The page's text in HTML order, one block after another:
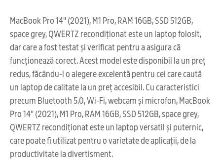
MacBook Pro 14" (2021), M1 Pro, RAM 16GB, SSD 512GB,
space grey, QWERTZ recondiționat este un laptop folosit,
dar care a fost testat și verificat pentru a asigura că
funcționează corect. Acest model este disponibil la un preț
redus, făcându-l o alegere excelentă pentru cei care caută
un laptop de calitate la un preț accesibil. Cu caracteristici
precum Bluetooth 5.0, Wi-Fi, webcam și microfon, MacBook
Pro 14" (2021), M1 Pro, RAM 16GB, SSD 512GB, space grey,
QWERTZ recondiționat este un laptop versatil și puternic,
care poate fi utilizat pentru o varietate de aplicații, de la
productivitate la divertisment.